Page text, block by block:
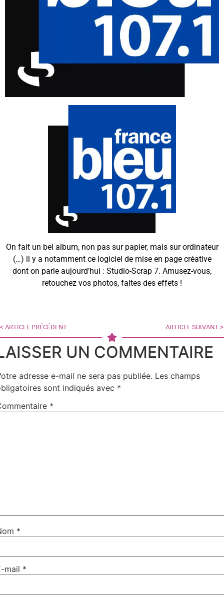
On fait un bel album, non pas sur papier, mais sur ordinateur
(…) il y a notamment ce logiciel de mise en page créative
dont on parle aujourd’hui : Studio-Scrap 7. Amusez-vous,
retouchez vos photos, faites des effets !
< ARTICLE PRÉCÉDENT ARTICLE SUIVANT >
UN COMMENTAIRE
adresse e-mail ne sera pas publiée. Les champs
sont indiqués avec *
*
*
mail *